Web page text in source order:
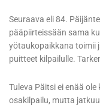
Seuraava eli 84.
pääpiirteissään sama
yötaukopaikkana toimii
puitteet kilpailulle.
Tuleva Päitsi ei enää
osakilpailu, mutta